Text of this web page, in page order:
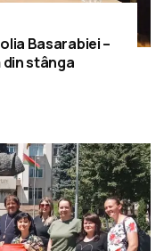
Basarabiei –
stânga